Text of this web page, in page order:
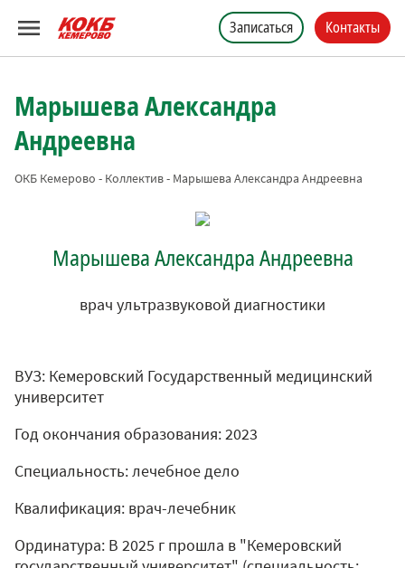
Записаться Контакты
Марышева Александра
Андреевна
ОКБ Кемерово - Коллектив- Марышева Александра Андреевна
Марышева Александра Андреевна
врач ультразвуковой диагностики
ВУЗ: Кемеровский Государственный медицинский
университет
Год окончания образования: 2023
Специальность: лечебное дело
Квалификация: врач-лечебник
Ординатура: В 2025 г прошла в "Кемеровский